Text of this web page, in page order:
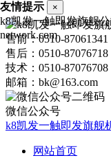
售前：0510-87061341
售后：0510-87076718
技术：0510-87076708
邮箱：bk@163.com
微信公众号
k8凯发一触即发旗舰
网站首页
友情提示 ×
k8凯发一触即发旗舰
network.com